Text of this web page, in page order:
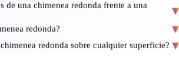
de una chimenea redonda frente a una
redonda?
redonda sobre cualquier superficie?